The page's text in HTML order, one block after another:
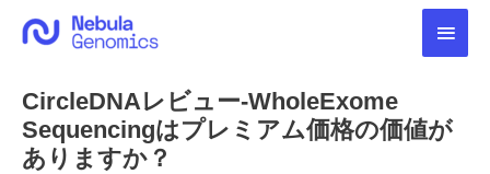
メ
CircleDNAレビュー-WholeExome
Sequencingはプレミアム価格の価値が
ありますか？